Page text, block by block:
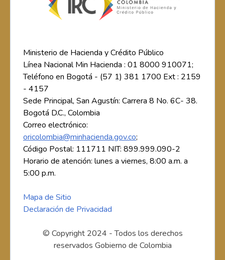
Ministerio de Hacienda y Crédito Público
Línea Nacional Min Hacienda : 01 8000 910071;
Teléfono en Bogotá - (57 1) 381 1700 Ext : 2159
- 4157
Sede Principal, San Agustín: Carrera 8 No. 6C- 38.
Bogotá D.C., Colombia
Correo electrónico:
oricolombia@minhacienda.gov.co;
Código Postal: 111711 NIT: 899.999.090-2
Horario de atención: lunes a viernes, 8:00 a.m. a
5:00 p.m.
Mapa de Sitio
Declaración de Privacidad
© Copyright 2024 - Todos los derechos
reservados Gobierno de Colombia